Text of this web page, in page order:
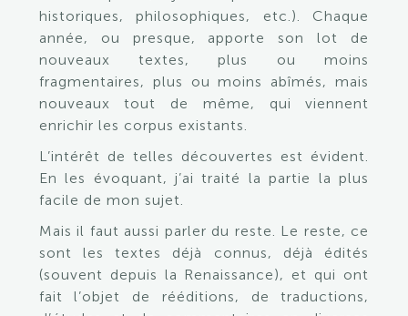
historiques, philosophiques, etc.). Chaque
année, ou presque, apporte son lot de
nouveaux textes, plus ou moins
fragmentaires, plus ou moins abîmés, mais
nouveaux tout de même, qui viennent
enrichir les corpus existants.
L’intérêt de telles découvertes est évident.
En les évoquant, j’ai traité la partie la plus
facile de mon sujet.
Mais il faut aussi parler du reste. Le reste, ce
sont les textes déjà connus, déjà édités
(souvent depuis la Renaissance), et qui ont
fait l’objet de rééditions, de traductions,